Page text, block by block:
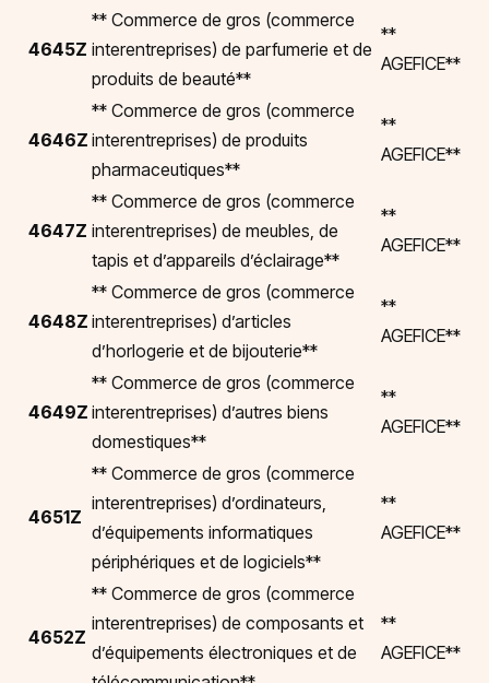
4645Z
** Commerce de gros (commerce
interentreprises) de parfumerie et de
produits de beauté**
**
AGEFICE**
4646Z
** Commerce de gros (commerce
interentreprises) de produits
pharmaceutiques**
**
AGEFICE**
4647Z
** Commerce de gros (commerce
interentreprises) de meubles, de
tapis et d’appareils d’éclairage**
**
AGEFICE**
4648Z
** Commerce de gros (commerce
interentreprises) d’articles
d’horlogerie et de bijouterie**
**
AGEFICE**
4649Z
** Commerce de gros (commerce
interentreprises) d’autres biens
domestiques**
**
AGEFICE**
4651Z
** Commerce de gros (commerce
interentreprises) d’ordinateurs,
d’équipements informatiques
périphériques et de logiciels**
**
AGEFICE**
4652Z
** Commerce de gros (commerce
interentreprises) de composants et
d’équipements électroniques et de
**
AGEFICE**